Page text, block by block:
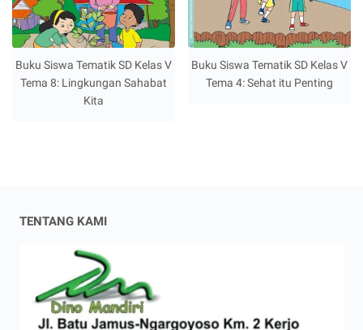
Buku Siswa Tematik SD Kelas V
Tema 8: Lingkungan Sahabat
Kita
Buku Siswa Tematik SD Kelas V
Tema 4: Sehat itu Penting
TENTANG KAMI